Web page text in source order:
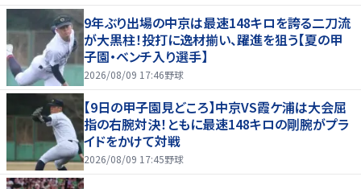
9年ぶり出場の中京は最速148キロを誇る二刀流
が大黒柱！投打に逸材揃い、躍進を狙う【夏の甲
子園・ベンチ入り選手】
2026/08/09 17:46野球
【9日の甲子園見どころ】中京VS霞ケ浦は大会屈
指の右腕対決！ともに最速148キロの剛腕がプラ
イドをかけて対戦
2026/08/09 17:45野球